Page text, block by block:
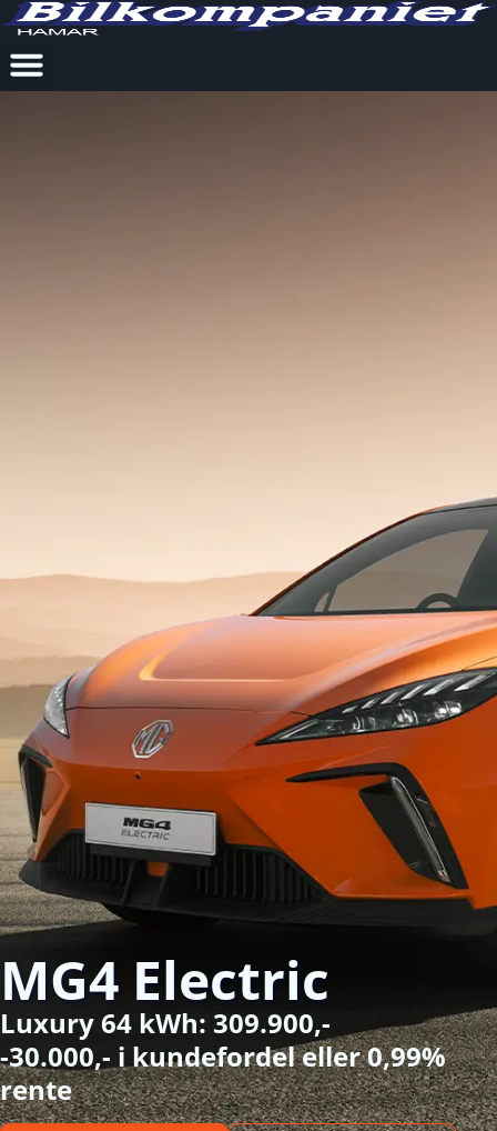
MG4 Electric
Luxury 64 kWh: 309.900,-
-30.000,- i kundefordel eller 0,99%
rente